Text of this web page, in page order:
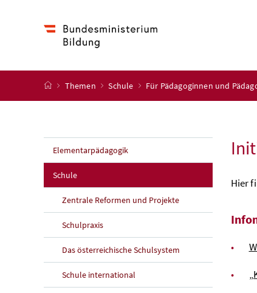
Startseite
Themen Schule Für Pädagoginnen und
Elementarpädagogik
Schule
Zentrale Reformen und Projekte
Schulpraxis
Das österreichische Schulsystem
Schule international
Hier